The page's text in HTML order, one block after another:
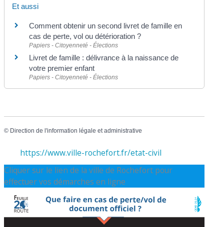
Et aussi
Comment obtenir un second livret de famille en
cas de perte, vol ou détérioration ?
Papiers - Citoyenneté - Élections
Livret de famille : délivrance à la naissance de
votre premier enfant
Papiers - Citoyenneté - Élections
© Direction de l'information légale et administrative
https://www.ville-rochefort.fr/etat-civil
Cliquer sur le lien de la ville de Rochefort pour
effectuer vos démarches en ligne